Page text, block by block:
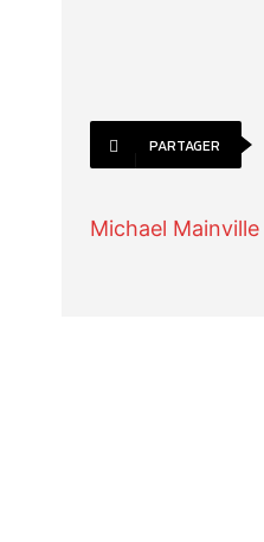
PARTAGER
Michael